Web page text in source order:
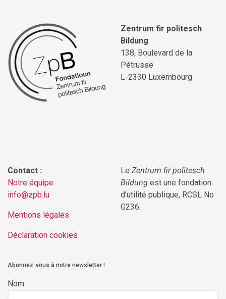
Zentrum fir politesch
Bildung
138, Boulevard de la
Pétrusse
L-2330 Luxembourg
Contact :
Notre équipe
info@zpb.lu
Mentions légales
Déclaration cookies
Le Zentrum fir politesch
Bildung est une fondation
d’utilité publique, RCSL No
G236.
Abonnez-vous à notre newsletter !
Nom